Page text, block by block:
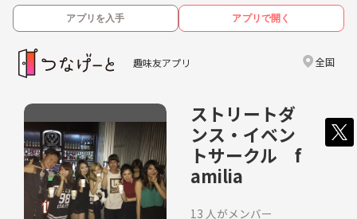
アプリを入手 アプリで開く
趣味友アプリ 全国
ストリートダ
ンス・イベン
トサークル f
amilia
13 人がメンバー